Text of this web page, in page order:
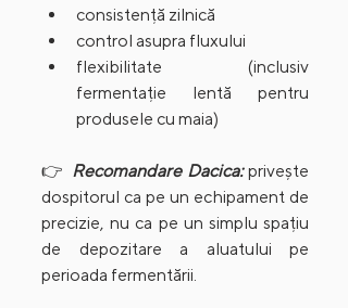
consistență zilnică
control asupra fluxului
flexibilitate (inclusiv
fermentație lentă pentru
produsele cu maia)
👉 Recomandare Dacica: privește
dospitorul ca pe un echipament de
precizie, nu ca pe un simplu spațiu
de depozitare a aluatului pe
perioada fermentării.